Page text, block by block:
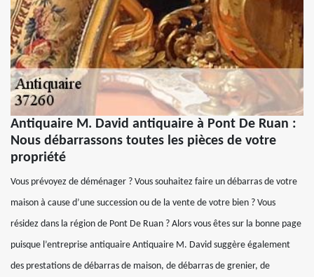
Antiquaire M. David antiquaire à Pont De Ruan :
Nous débarrassons toutes les pièces de votre
propriété
Vous prévoyez de déménager ? Vous souhaitez faire un débarras de votre
maison à cause d’une succession ou de la vente de votre bien ? Vous
résidez dans la région de Pont De Ruan ? Alors vous êtes sur la bonne page
puisque l’entreprise antiquaire Antiquaire M. David suggère également
des prestations de débarras de maison, de débarras de grenier, de